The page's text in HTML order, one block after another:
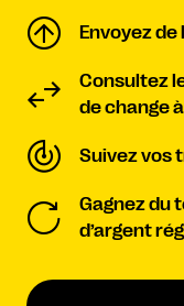
Envoyez
Consultez
de change
Suivez vos
Gagnez du
d’argent